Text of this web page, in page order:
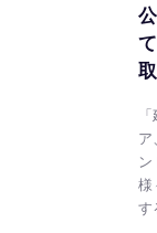
て
ア
ン
様
す